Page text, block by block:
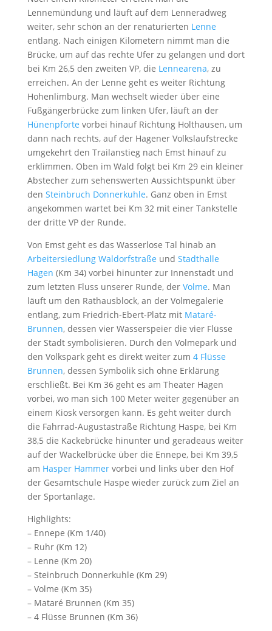
Lennemündung und läuft auf dem Lenneradweg
weiter, sehr schön an der renaturierten Lenne
entlang. Nach einigen Kilometern nimmt man die
Brücke, um auf das rechte Ufer zu gelangen und dort
bei Km 26,5 den zweiten VP, die Lennearena, zu
erreichen. An der Lenne geht es weiter Richtung
Hohenlimburg. Man wechselt wieder über eine
Fußgängerbrücke zum linken Ufer, läuft an der
Hünenpforte vorbei hinauf Richtung Holthausen, um
dann nach rechts, auf der Hagener Volkslaufstrecke
umgekehrt den Trailanstieg nach Emst hinauf zu
erklimmen. Oben im Wald folgt bei Km 29 ein kleiner
Abstecher zum sehenswerten Aussichtspunkt über
den Steinbruch Donnerkuhle. Ganz oben in Emst
angekommen wartet bei Km 32 mit einer Tankstelle
der dritte VP der Runde.
Von Emst geht es das Wasserlose Tal hinab an
Arbeitersiedlung Waldorfstraße und Stadthalle
Hagen (Km 34) vorbei hinunter zur Innenstadt und
zum letzten Fluss unserer Runde, der Volme. Man
läuft um den Rathausblock, an der Volmegalerie
entlang, zum Friedrich-Ebert-Platz mit Mataré-
Brunnen, dessen vier Wasserspeier die vier Flüsse
der Stadt symbolisieren. Durch den Volmepark und
den Volkspark geht es direkt weiter zum 4 Flüsse
Brunnen, dessen Symbolik sich ohne Erklärung
erschließt. Bei Km 36 geht es am Theater Hagen
vorbei, wo man sich 100 Meter weiter gegenüber an
einem Kiosk versorgen kann. Es geht weiter durch
die Fahrrad-Augustastraße Richtung Haspe, bei Km
38,5 die Kackebrücke hinunter und geradeaus weiter
auf der Wackelbrücke über die Ennepe, bei Km 39,5
am Hasper Hammervorbei und links über den Hof
der Gesamtschule Haspe wieder zurück zum Ziel an
der Sportanlage.
Highlights:
– Ennepe (Km 1/40)
– Ruhr (Km 12)
– Lenne (Km 20)
– Steinbruch Donnerkuhle (Km 29)
– Volme (Km 35)
– Mataré Brunnen (Km 35)
– 4 Flüsse Brunnen (Km 36)